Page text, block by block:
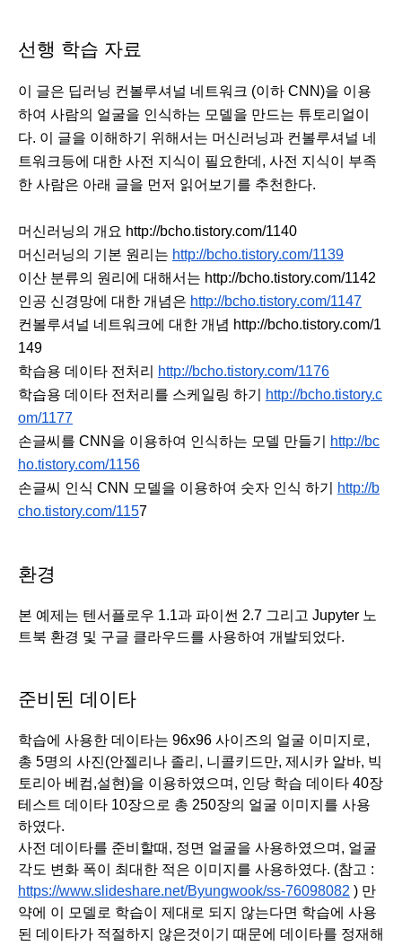
선행 학습 자료
이 글은 딥러닝 컨볼루셔널 네트워크 (이하 CNN)을 이용
하여 사람의 얼굴을 인식하는 모델을 만드는 튜토리얼이
다. 이 글을 이해하기 위해서는 머신러닝과 컨볼루셔널 네
트워크등에 대한 사전 지식이 필요한데, 사전 지식이 부족
한 사람은 아래 글을 먼저 읽어보기를 추천한다.
머신러닝의 개요 http://bcho.tistory.com/1140
머신러닝의 기본 원리는 http://bcho.tistory.com/1139
이산 분류의 원리에 대해서는 http://bcho.tistory.com/1142
인공 신경망에 대한 개념은 http://bcho.tistory.com/1147
컨볼루셔널 네트워크에 대한 개념 http://bcho.tistory.com/1
149
학습용 데이타 전처리
http://bcho.tistory.com/1176
학습용 데이타 전처리를 스케일링 하기
http://bcho.tistory.c
om/1177
손글씨를 CNN을 이용하여 인식하는 모델 만들기
http://bc
ho.tistory.com/1156
손글씨 인식 CNN 모델을 이용하여 숫자 인식 하기
http://b
cho.tistory.com/1157
환경
본 예제는 텐서플로우 1.1과 파이썬 2.7 그리고 Jupyter 노
트북 환경 및 구글 클라우드를 사용하여 개발되었다.
준비된 데이타
학습에 사용한 데이타는 96x96 사이즈의 얼굴 이미지로,
총 5명의 사진(안젤리나 졸리, 니콜키드만, 제시카 알바, 빅
토리아 베컴,설현)을 이용하였으며, 인당 학습 데이타 40장
테스트 데이타 10장으로 총 250장의 얼굴 이미지를 사용
하였다.
사전 데이타를 준비할때, 정면 얼굴을 사용하였으며, 얼굴
https://www.slideshare.net/Byungwook/ss-76098082 ) 만
약에 이 모델로 학습이 제대로 되지 않는다면 학습에 사용
된 데이타가 적절하지 않은것이기 때문에 데이타를 정재해